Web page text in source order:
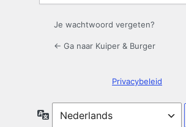
Je wachtwoord vergeten?
← Ga naar Kuiper & Burger
Privacybeleid
Taal